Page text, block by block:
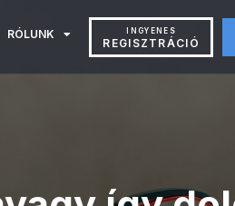
RÓLUNK INGYENES
REGISZTRÁCIÓ